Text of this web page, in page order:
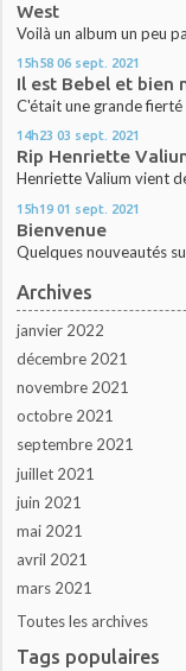
West
Voilà un album un peu
15h58 06 sept. 2021
Il est Bebel et bien
C'était une grande
14h23 03 sept. 2021
Rip Henriette
Henriette Valium vient
15h19 01 sept. 2021
Bienvenue
Quelques nouveautés
Archives
janvier 2022
décembre 2021
novembre 2021
octobre 2021
septembre 2021
juillet 2021
juin 2021
mai 2021
avril 2021
mars 2021
Toutes les archives
Tags populaires